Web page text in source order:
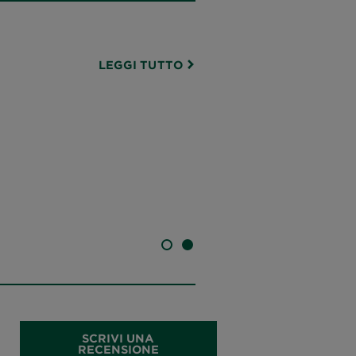
LEGGI TUTTO
SLIDE 1SLIDE 2
SCRIVI UNA
RECENSIONE